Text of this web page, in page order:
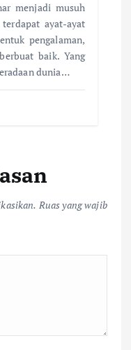
menjadi musuh
ayat-ayat
pengalaman,
baik. Yang
dunia…
Ruas yang wajib